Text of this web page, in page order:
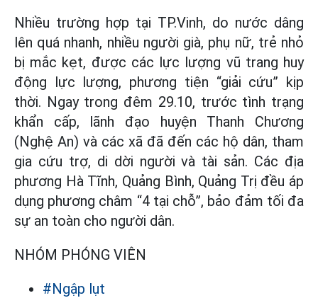
Nhiều trường hợp tại TP.Vinh, do nước dâng
lên quá nhanh, nhiều người già, phụ nữ, trẻ nhỏ
bị mắc kẹt, được các lực lượng vũ trang huy
động lực lượng, phương tiện “giải cứu” kịp
thời. Ngay trong đêm 29.10, trước tình trạng
khẩn cấp, lãnh đạo huyện Thanh Chương
(Nghệ An) và các xã đã đến các hộ dân, tham
gia cứu trợ, di dời người và tài sản. Các địa
phương Hà Tĩnh, Quảng Bình, Quảng Trị đều áp
dụng phương châm “4 tại chỗ”, bảo đảm tối đa
sự an toàn cho người dân.
NHÓM PHÓNG VIÊN
#Ngập lụt